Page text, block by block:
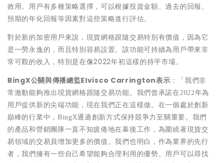
效用。用戶有多種策略選擇，可以根據投資金額、過去的回報、
預期的年化回報等因素對這些策略進行評估。
對於新的加密用戶來說，現貨網格跟隨交易特別有價值，因為它
是一勞永逸的，而且特別容易設置。該功能可持續為用戶帶來非
常可觀的收入，特別是在像2022年初這樣的持平市場。
BingX公關與傳播總監Elvisco Carrington表示 ：
「我們非
常激動能夠推出現貨網格跟隨交易功能。我們曾承諾在 2022年為
用戶提供新的尖端功能，現在我們正在這樣做。在一個處於創新
巔峰的行業中，BingX通過創新方式保持競爭力至關重要。我們
的產品和營銷團隊一直不知疲倦地在幕後工作，為圍繞著現貨交
易領域的交易員增加更多的價值。我們也明白，作為業界的先行
者，我們擁有一些自己希望能夠合理利用的優勢。用戶可以尋找